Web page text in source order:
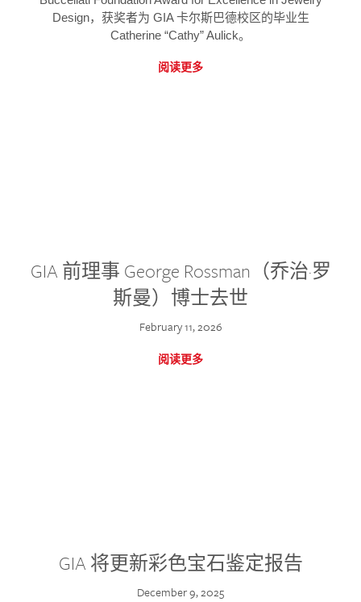
Design，获奖者为 GIA 卡尔斯巴德校区的毕业生
Catherine “Cathy” Aulick。
阅读更多
GIA 前理事 George Rossman（乔治·罗
斯曼）博士去世
February 11, 2026
阅读更多
GIA 将更新彩色宝石鉴定报告
December 9, 2025